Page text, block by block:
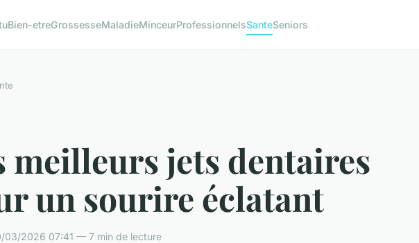
Bien-etreGrossesseMaladieMinceurProfessionnelsSanteSeniors
meilleurs jets dentaires
un sourire éclatant
03/2026 07:41 — 7 min de lecture